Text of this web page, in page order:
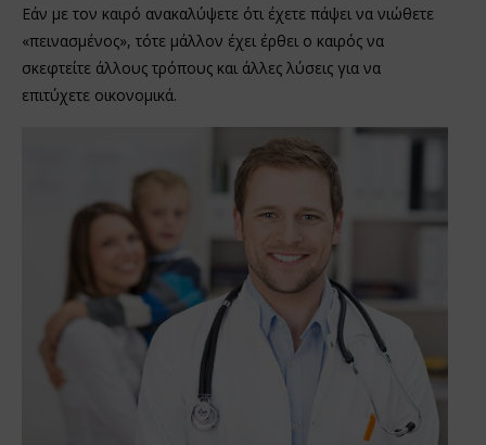
Εάν με τον καιρό ανακαλύψετε ότι έχετε πάψει να νιώθετε
«πεινασμένος», τότε μάλλον έχει έρθει ο καιρός να
σκεφτείτε άλλους τρόπους και άλλες λύσεις για να
επιτύχετε οικονομικά.